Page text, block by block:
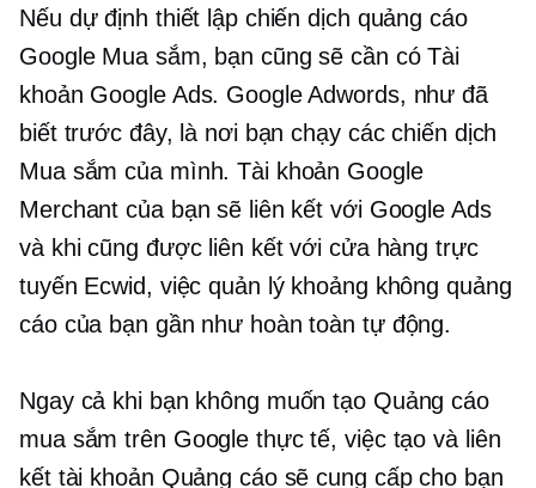
Nếu dự định thiết lập chiến dịch quảng cáo
Google Mua sắm, bạn cũng sẽ cần có Tài
khoản Google Ads. Google Adwords, như đã
biết trước đây, là nơi bạn chạy các chiến dịch
Mua sắm của mình. Tài khoản Google
Merchant của bạn sẽ liên kết với Google Ads
và khi cũng được liên kết với cửa hàng trực
tuyến Ecwid, việc quản lý khoảng không quảng
cáo của bạn gần như hoàn toàn tự động.
Ngay cả khi bạn không muốn tạo Quảng cáo
mua sắm trên Google thực tế, việc tạo và liên
kết tài khoản Quảng cáo sẽ cung cấp cho bạn